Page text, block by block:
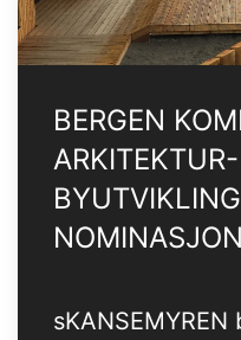
BERGEN
NOMINASJON
sKANSEMYREN